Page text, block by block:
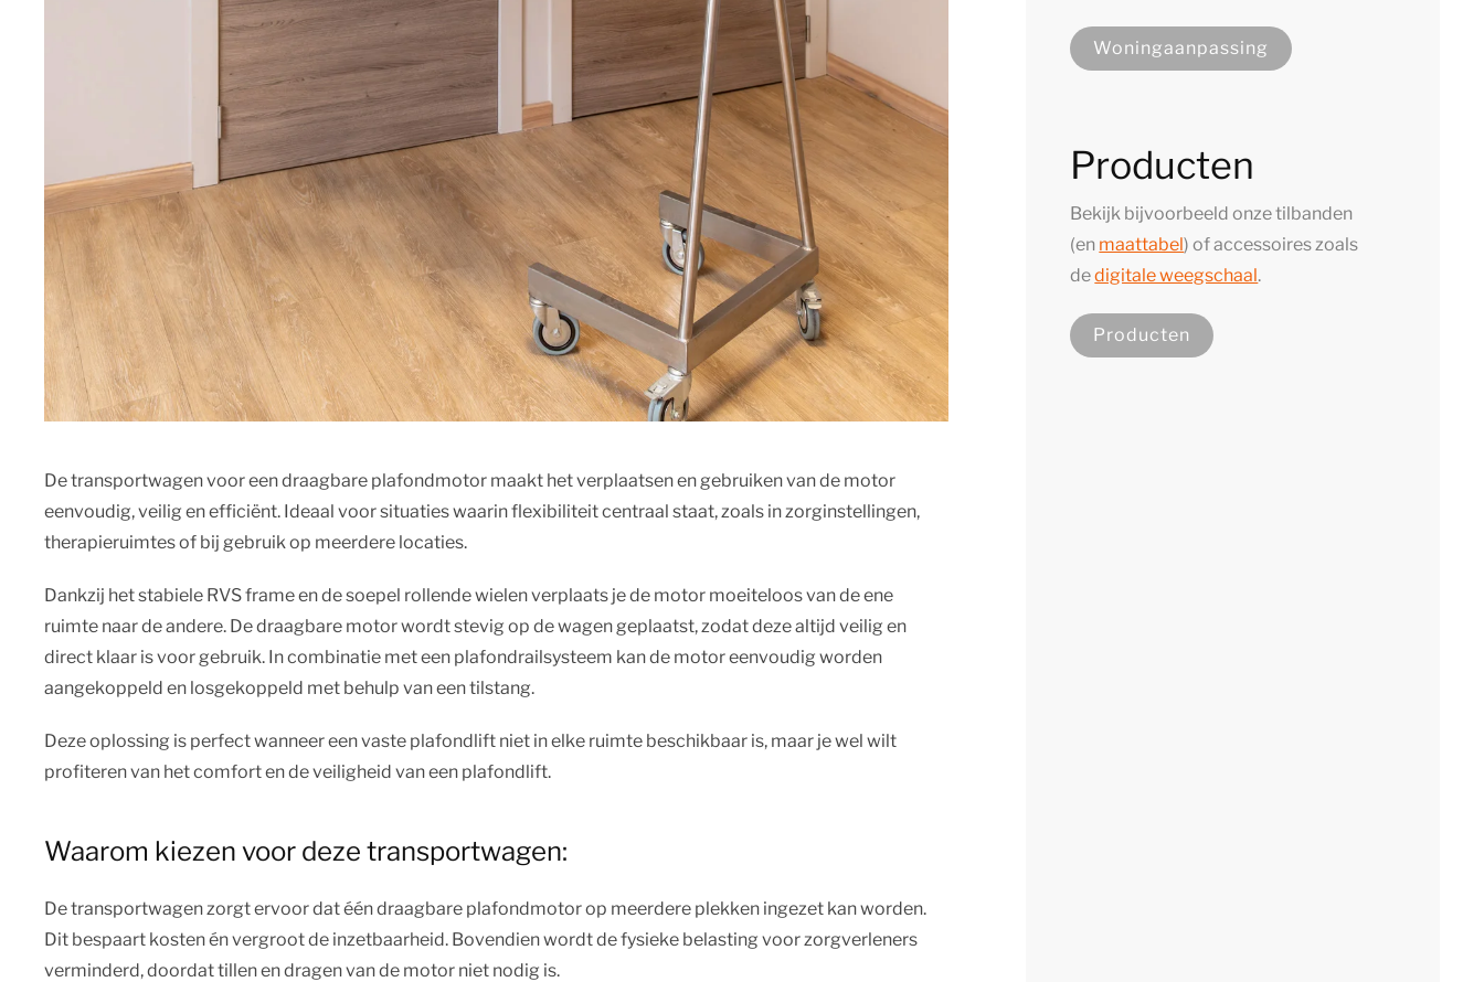
De transportwagen voor een draagbare plafondmotor maakt het verplaatsen en gebruiken van de motor
eenvoudig, veilig en efficiënt. Ideaal voor situaties waarin flexibiliteit centraal staat, zoals in zorginstellingen,
therapieruimtes of bij gebruik op meerdere locaties.
Dankzij het stabiele RVS frame en de soepel rollende wielen verplaats je de motor moeiteloos van de ene
ruimte naar de andere. De draagbare motor wordt stevig op de wagen geplaatst, zodat deze altijd veilig en
direct klaar is voor gebruik. In combinatie met een plafondrailsysteem kan de motor eenvoudig worden
aangekoppeld en losgekoppeld met behulp van een tilstang.
Deze oplossing is perfect wanneer een vaste plafondlift niet in elke ruimte beschikbaar is, maar je wel wilt
profiteren van het comfort en de veiligheid van een plafondlift.
Waarom kiezen voor deze transportwagen:
De transportwagen zorgt ervoor dat één draagbare plafondmotor op meerdere plekken ingezet kan worden.
Dit bespaart kosten én vergroot de inzetbaarheid. Bovendien wordt de fysieke belasting voor zorgverleners
verminderd, doordat tillen en dragen van de motor niet nodig is.
Woningaanpassing
Producten
Bekijk bijvoorbeeld onze tilbanden
(en maattabel) of accessoires zoals
dedigitale weegschaal.
Producten